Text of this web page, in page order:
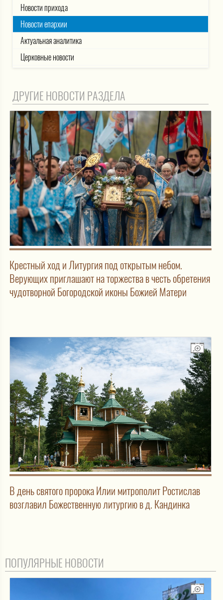
Новости прихода
Новости епархии
Актуальная аналитика
Церковные новости
ДРУГИЕ НОВОСТИ РАЗДЕЛА
Крестный ход и Литургия под открытым небом.
Верующих приглашают на торжества в честь обретения
чудотворной Богородской иконы Божией Матери
В день святого пророка Илии митрополит Ростислав
возглавил Божественную литургию в д. Кандинка
ПОПУЛЯРНЫЕ НОВОСТИ